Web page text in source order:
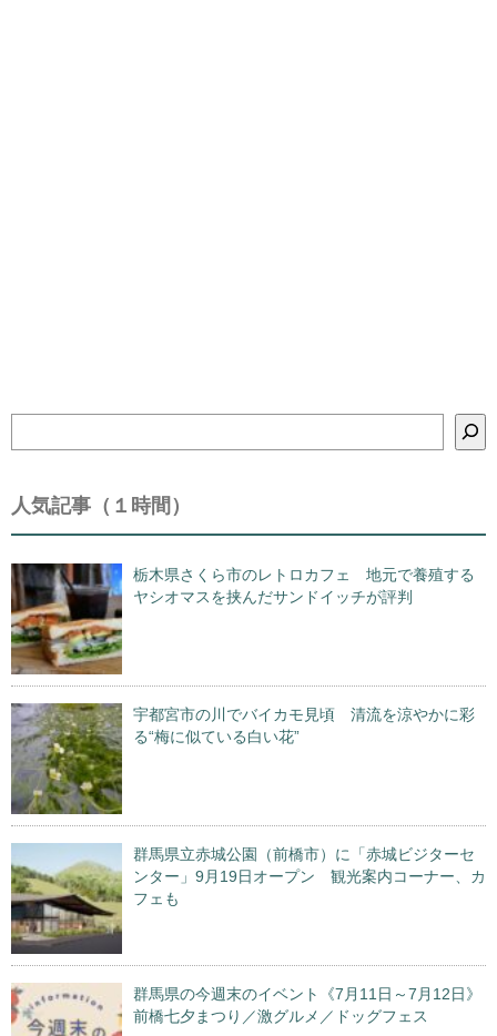
索
人気記事（１時間）
栃木県さくら市のレトロカフェ 地元で養殖する
ヤシオマスを挟んだサンドイッチが評判
宇都宮市の川でバイカモ見頃 清流を涼やかに彩
る“梅に似ている白い花”
群馬県立赤城公園（前橋市）に「赤城ビジターセ
ンター」9月19日オープン 観光案内コーナー、カ
フェも
群馬県の今週末のイベント《7月11日～7月12日》
前橋七夕まつり／激グルメ／ドッグフェス